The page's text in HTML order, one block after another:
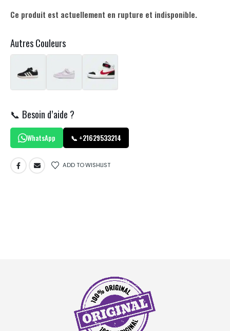
Ce produit est actuellement en rupture et indisponible.
Autres Couleurs
📞 Besoin d’aide ?
WhatsApp 📞 +21629533214
ADD TO WISHLIST